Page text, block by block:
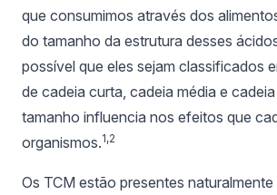
que consumimos através dos
do tamanho da estrutura desses
possível que eles sejam classificados
de cadeia curta, cadeia média e
tamanho influencia nos efeitos que
organismos.1,2
Os TCM estão presentes naturalmente